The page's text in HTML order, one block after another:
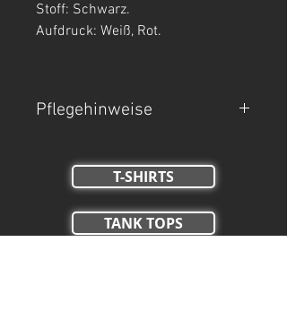
Stoff: Schwarz.
Aufdruck: Weiß, Rot.
Pflegehinweise
- Auf links waschen.
- Nicht Trockner geeignet, nicht
T-SHIRTS
TANK TOPS